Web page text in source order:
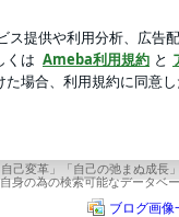
会社・コンサル会社 オ
目 武道場主
グロービ
己変革」「自己の弛まぬ成
身の為の検索可能なデータベ
ブログ画像